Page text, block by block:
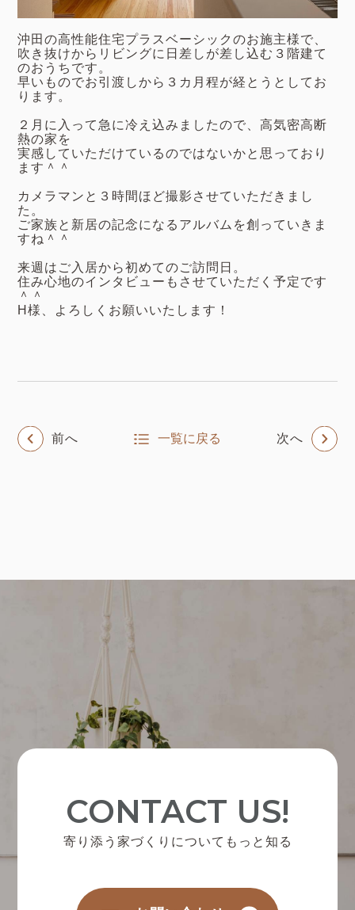
沖田の高性能住宅プラスベーシックのお施主様で、
吹き抜けからリビングに日差しが差し込む３階建て
のおうちです。
早いものでお引渡しから３カ月程が経とうとしてお
ります。
２月に入って急に冷え込みましたので、高気密高断
熱の家を
実感していただけているのではないかと思っており
ます＾＾
カメラマンと３時間ほど撮影させていただきまし
た。
ご家族と新居の記念になるアルバムを創っていきま
すね＾＾
来週はご入居から初めてのご訪問日。
住み心地のインタビューもさせていただく予定です
＾＾
H様、よろしくお願いいたします！
前へ 一覧に戻る 次へ
CONTACT US!
寄り添う家づくりについてもっと知る